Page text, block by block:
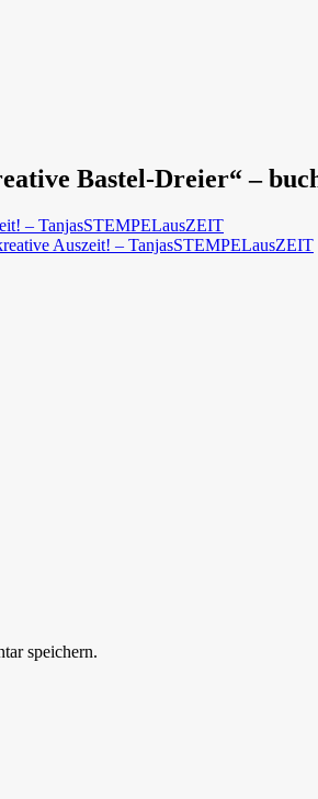
Bastel-Dreier“ –
– TanjasSTEMPELausZEIT
Auszeit! – TanjasSTEMPELausZEIT
speichern.